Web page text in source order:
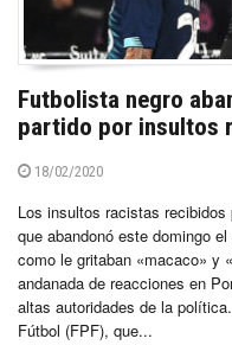
Futbolista negro
partido por insultos
18/02/2020
Los insultos racistas
que abandonó este domingo
como le gritaban «macaco» y
andanada de reacciones en
altas autoridades de la
Fútbol (FPF), que...